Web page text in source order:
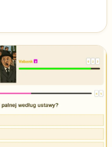
kluczowe dla
je na
poprawnie na nie